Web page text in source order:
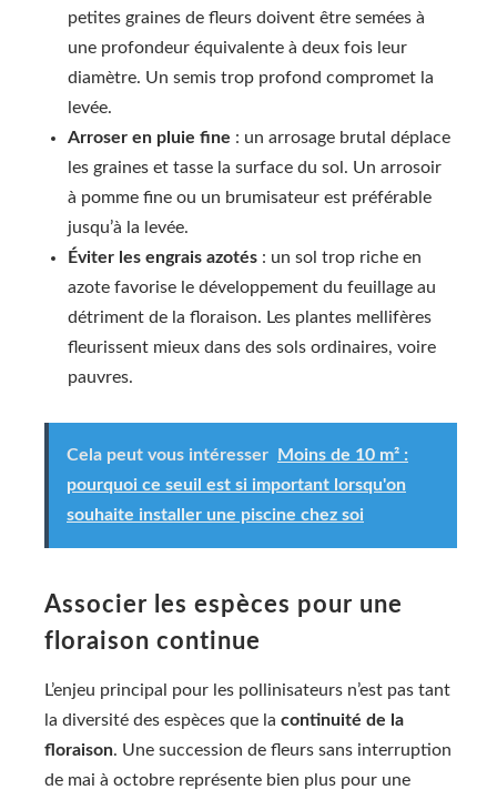
petites graines de fleurs doivent être semées à
une profondeur équivalente à deux fois leur
diamètre. Un semis trop profond compromet la
levée.
Arroser en pluie fine : un arrosage brutal déplace
les graines et tasse la surface du sol. Un arrosoir
à pomme fine ou un brumisateur est préférable
jusqu’à la levée.
Éviter les engrais azotés : un sol trop riche en
azote favorise le développement du feuillage au
détriment de la floraison. Les plantes mellifères
fleurissent mieux dans des sols ordinaires, voire
pauvres.
Cela peut vous intéresser
Moins de 10 m² :
pourquoi ce seuil est si important lorsqu'on
souhaite installer une piscine chez soi
Associer les espèces pour une
floraison continue
L’enjeu principal pour les pollinisateurs n’est pas tant
la diversité des espèces que la continuité de la
floraison. Une succession de fleurs sans interruption
de mai à octobre représente bien plus pour une